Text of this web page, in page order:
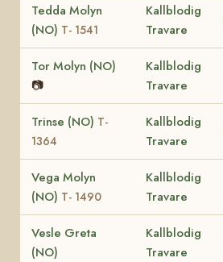
Tedda Molyn
(NO) T- 1541
Kallblodig
Travare
Tor Molyn (NO)
📷
Kallblodig
Travare
Trinse (NO) T-
1364
Kallblodig
Travare
Vega Molyn
(NO) T- 1490
Kallblodig
Travare
Vesle Greta
(NO)
Kallblodig
Travare